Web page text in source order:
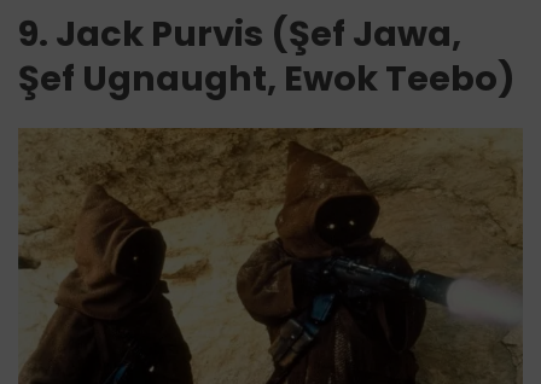
9. Jack Purvis (Şef Jawa,
Şef Ugnaught, Ewok Teebo)